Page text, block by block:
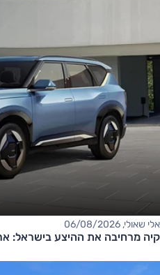
אלי שאולי, 06/08/2026
קיה מרחיבה את ההיצע בישראל: